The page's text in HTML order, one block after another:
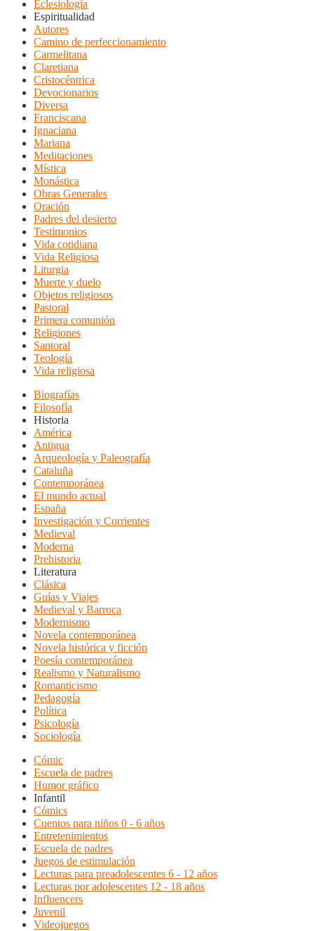
Eclesiología
Espiritualidad
Autores
Camino de perfeccionamiento
Carmelitana
Claretiana
Cristocéntrica
Devocionarios
Diversa
Franciscana
Ignaciana
Mariana
Meditaciones
Mística
Monástica
Obras Generales
Oración
Padres del desierto
Testimonios
Vida cotidiana
Vida Religiosa
Liturgia
Muerte y duelo
Objetos religiosos
Pastoral
Primera comunión
Religiones
Santoral
Teología
Vida religiosa
Biografías
Filosofía
Historia
América
Antigua
Arqueología y Paleografía
Cataluña
Contemporánea
El mundo actual
España
Investigación y Corrientes
Medieval
Moderna
Prehistoria
Literatura
Clásica
Guías y Viajes
Medieval y Barroca
Modernismo
Novela contemporánea
Novela histórica y ficción
Poesía contemporánea
Realismo y Naturalismo
Romanticismo
Pedagogía
Política
Psicología
Sociología
Cómic
Escuela de padres
Humor gráfico
Infantil
Cómics
Cuentos para niños 0 - 6 años
Entretenimientos
Escuela de padres
Juegos de estimulación
Lecturas para preadolescentes 6 - 12 años
Lecturas por adolescentes 12 - 18 años
Influencers
Juvenil
Videojuegos